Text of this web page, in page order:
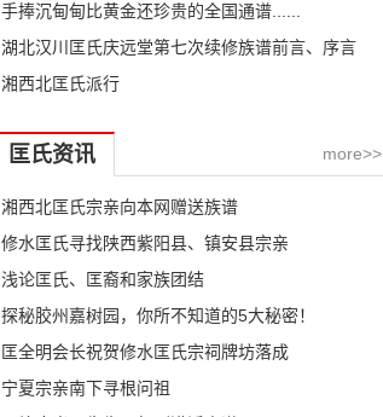
手捧沉甸甸比黄金还珍贵的全国通谱......
湖北汉川匡氏庆远堂第七次续修族谱前言、序言
湘西北匡氏派行
more>>
匡氏资讯
湘西北匡氏宗亲向本网赠送族谱
修水匡氏寻找陕西紫阳县、镇安县宗亲
浅论匡氏、匡裔和家族团结
探秘胶州嘉树园，你所不知道的5大秘密！
匡全明会长祝贺修水匡氏宗祠牌坊落成
宁夏宗亲南下寻根问祖